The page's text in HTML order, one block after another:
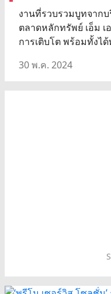
งานที่รวบรวมบูทจาก
ตลาดหลักทรัพย์ เอ็ม
การเติบโต พร้อมทั้งไ
30 พ.ค. 2024